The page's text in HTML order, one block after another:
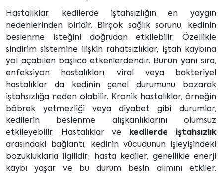
Hastalıklar, kedilerde iştahsızlığın en yaygın
nedenlerinden biridir. Birçok sağlık sorunu, kedinin
beslenme isteğini doğrudan etkilebilir. Özellikle
sindirim sistemine ilişkin rahatsızlıklar, iştah kaybına
yol açabilen başlıca etkenlerdendir. Bunun yanı sıra,
enfeksiyon hastalıkları, viral veya bakteriyel
hastalıklar da kedinin genel durumunu bozarak
iştahsızlığa neden olabilir. Kronik hastalıklar, örneğin
böbrek yetmezliği veya diyabet gibi durumlar,
kedilerin beslenme alışkanlıklarını olumsuz
etkileyebilir. Hastalıklar ve
kedilerde iştahsızlık
arasındaki bağlantı, kedinin vücudunun işleyişindeki
bozukluklarla ilgilidir; hasta kediler, genellikle enerji
kaybı yaşar ve bu durum besin alımını etkiler.